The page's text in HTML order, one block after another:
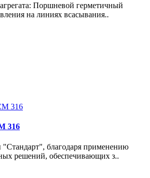
Поршневой герметичный
на линиях всасывания..
316
"Стандарт", благодаря применению
решений, обеспечивающих з..